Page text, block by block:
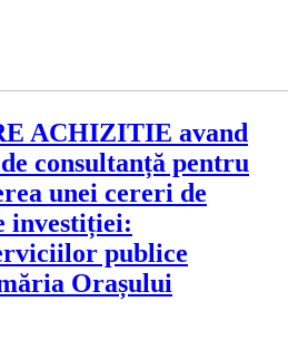
ACHIZITIE avand
consultanță pentru
unei cereri de
investiției:
publice
Orașului